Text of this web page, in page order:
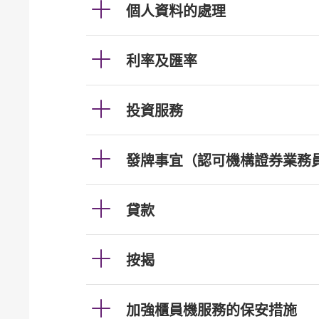
個人資料的處理
利率及匯率
投資服務
發牌事宜（認可機構證券業務
貸款
按揭
加強櫃員機服務的保安措施